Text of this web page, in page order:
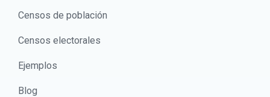
Censos de población
Censos electorales
Ejemplos
Blog